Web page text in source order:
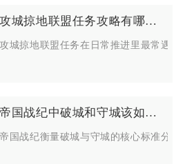
攻城掠地联盟任务攻略有哪些常见问题
攻城掠地联盟任务在日常推进里最常遇
帝国战纪中破城和守城该如何衡量
帝国战纪衡量破城与守城的核心标准分